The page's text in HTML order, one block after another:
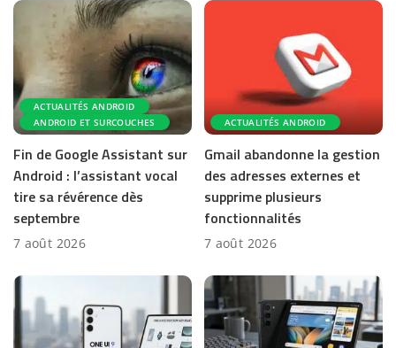
ACTUALITÉS ANDROID
ANDROID ET SURCOUCHES
Fin de Google Assistant sur
Android : l’assistant vocal
tire sa révérence dès
septembre
7 août 2026
ACTUALITÉS ANDROID
Gmail abandonne la gestion
des adresses externes et
supprime plusieurs
fonctionnalités
7 août 2026